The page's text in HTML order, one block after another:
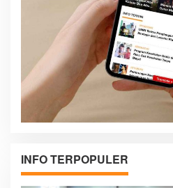
INFO TERPOPULER